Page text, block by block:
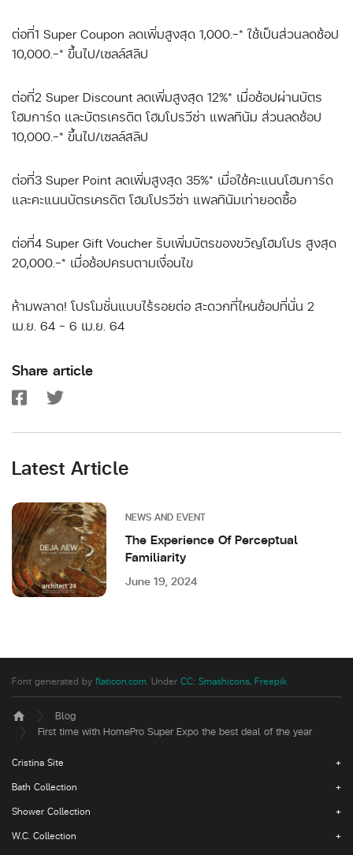
ต่อที่1 Super Coupon ลดเพิ่มสูงสุด 1,000.-* ใช้เป็นส่วนลดช้อป
10,000.-* ขึ้นไป/เซลล์สลิป
ต่อที่2 Super Discount ลดเพิ่มสูงสุด 12%* เมื่อช้อปผ่านบัตร
โฮมการ์ด และบัตรเครดิต โฮมโปรวีซ่า แพลทินัม ส่วนลดช้อป
10,000.-* ขึ้นไป/เซลล์สลิป
ต่อที่3 Super Point ลดเพิ่มสูงสุด 35%* เมื่อใช้คะแนนโฮมการ์ด
และคะแนนบัตรเครดิต โฮมโปรวีซ่า แพลทินัมเท่ายอดซื้อ
ต่อที่4 Super Gift Voucher รับเพิ่มบัตรของขวัญโฮมโปร สูงสุด
20,000.-* เมื่อช้อปครบตามเงื่อนไข
ห้ามพลาด! โปรโมชั่นแบบไร้รอยต่อ สะดวกที่ไหนช้อปที่นั่น 2
เม.ย. 64 – 6 เม.ย. 64
Share article
Latest Article
NEWS AND EVENT
The Experience Of Perceptual
Familiarity
June 19, 2024
Font generated by flaticon.com. Under CC: Smashicons, Freepik
home
Blog
First time with HomePro Super Expo the best deal of the year
Cristina Site
Bath Collection
Shower Collection
W.C. Collection